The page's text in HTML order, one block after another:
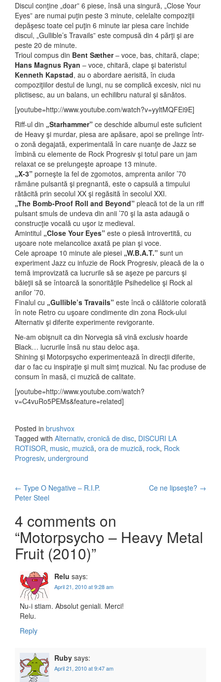
Discul conţine „doar” 6 piese, însă una singură, „Close Your
Eyes” are numai puţin peste 3 minute, celelalte compoziţii
depăşesc toate cel puţin 6 minute iar piesa care închide
discul, „Gullible’s Travails” este compusă din 4 părţi şi are
peste 20 de minute.
Trioul compus din Bent Sæther– voce, bas, chitară, clape;
Hans Magnus Ryan – voce, chitară, clape şi bateristul
Kenneth Kapstad, au o abordare aerisită, în ciuda
compoziţiilor destul de lungi, nu se complică excesiv, nici nu
plictisesc, au un balans, un echilibru natural şi sănătos.
[youtube=http://www.youtube.com/watch?v=yyltMQFEi9E]
Riff-ul din „Starhammer” ce deschide albumul este suficient
de Heavy şi murdar, piesa are apăsare, apoi se prelinge într-
o zonă degajată, experimentală în care nuanţe de Jazz se
îmbină cu elemente de Rock Progresiv şi totul pare un jam
relaxat ce se prelungeşte aproape 13 minute.
„X-3” porneşte la fel de zgomotos, amprenta anilor ’70
rămâne pulsantă şi pregnantă, este o capsulă a timpului
rătăcită prin secolul XX şi regăsită în secolul XXI.
„The Bomb-Proof Roll and Beyond” pleacă tot de la un riff
pulsant smuls de undeva din anii ’70 şi la asta adaugă o
construcţie vocală cu uşor iz medieval.
Amintitul „Close Your Eyes” este o piesă introvertită, cu
uşoare note melancolice axată pe pian şi voce.
Cele aproape 10 minute ale piesei „W.B.A.T.” sunt un
experiment Jazz cu infuzie de Rock Progresiv, pleacă de la o
temă improvizată ca lucrurile să se aşeze pe parcurs şi
băieţii să se întoarcă la sonorităţile Psihedelice şi Rock al
anilor ’70.
Finalul cu „Gullible’s Travails” este încă o călătorie colorată
în note Retro cu uşoare condimente din zona Rock-ului
Alternativ şi diferite experimente revigorante.
Ne-am obişnuit ca din Norvegia să vină exclusiv hoarde
Black… lucrurile însă nu stau deloc aşa.
Shining şi Motorpsycho experimentează în direcţii diferite,
dar o fac cu inspiraţie şi mult simţ muzical. Nu fac produse de
consum în masă, ci muzică de calitate.
[youtube=http://www.youtube.com/watch?
v=C4vuRo5PEMs&feature=related]
Posted in brushvox
Tagged with Alternativ, cronică de disc, DISCURI LA
ROTISOR, music, muzică, ora de muzică, rock, Rock
Progresiv, underground
Post navigation
← Type O Negative – R.I.P.
Peter Steel
Ce ne lipseşte? →
4 comments on
“Motorpsycho – Heavy Metal
Fruit (2010)”
Relu says:
April 21, 2010 at 9:28 am
Nu-i stiam. Absolut geniali. Merci!
Relu.
Reply
Ruby says:
April 21, 2010 at 9:47 am